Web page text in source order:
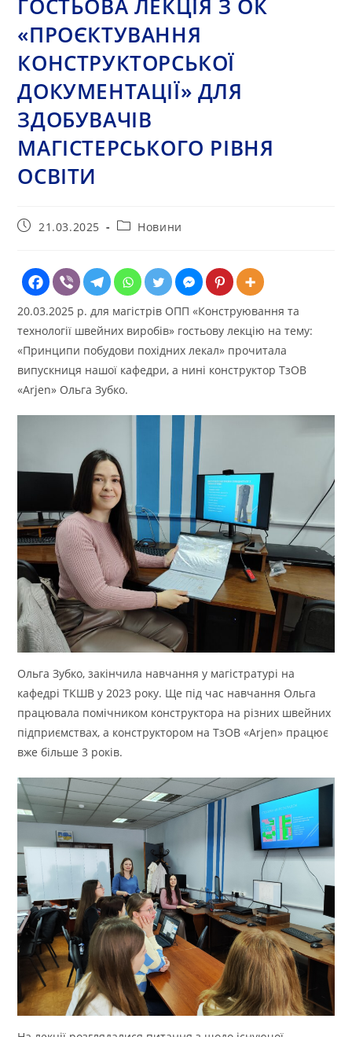
ГОСТЬОВА ЛЕКЦІЯ З ОК
«ПРОЄКТУВАННЯ
КОНСТРУКТОРСЬКОЇ
ДОКУМЕНТАЦІЇ» ДЛЯ
ЗДОБУВАЧІВ
МАГІСТЕРСЬКОГО РІВНЯ
ОСВІТИ
Запис21.03.2025
Категорія
Новини
20.03.2025 р. для магістрів ОПП «Конструювання та
технології швейних виробів» гостьову лекцію на тему:
«Принципи побудови похідних лекал» прочитала
випускниця нашої кафедри, а нині конструктор ТзОВ
«Arjen» Ольга Зубко.
Ольга Зубко, закінчила навчання у магістратурі на
кафедрі ТКШВ у 2023 року. Ще під час навчання Ольга
працювала помічником конструктора на різних швейних
підприємствах, а конструктором на ТзОВ «Arjen» працює
вже більше 3 років.